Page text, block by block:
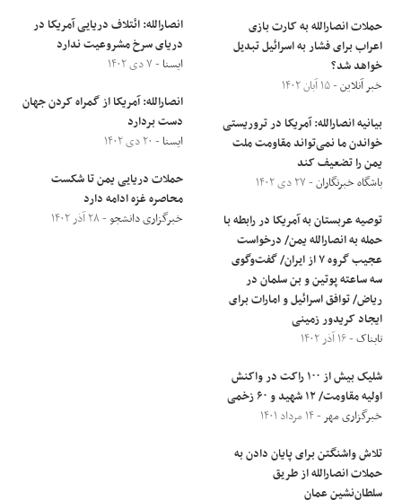
حملات انصارالله به کارت بازی
اعراب برای فشار به اسرائیل تبدیل
خواهد شد؟
خبر آنلاین- ۱۵ آبان ۱۴۰۲
بیانیه انصارالله: آمریکا در تروریستی
خواندن ما نمی‌تواند مقاومت ملت
یمن را تضعیف کند
باشگاه خبرنگاران- ۲۷ دی ۱۴۰۲
توصیه عربستان به آمریکا در رابطه با
حمله به انصارالله یمن/ درخواست
عجیب گروه ۷ از ایران/ گفت‌وگوی
سه ساعته پوتین و بن سلمان در
ریاض/ توافق اسرائیل و امارات برای
ایجاد کریدور زمینی
تابناک- ۱۶ آذر ۱۴۰۲
شلیک بیش از ۱۰۰ راکت در واکنش
اولیه مقاومت/ ۱۲ شهید و ۶۰ زخمی
خبرگزاری مهر- ۱۴ مرداد ۱۴۰۱
تلاش واشنگتن برای پایان دادن به
حملات انصارالله از طریق
سلطان‌نشین عمان
انصارالله: ائتلاف دریایی آمریکا در
دریای سرخ مشروعیت ندارد
ایسنا - ۷ دی ۱۴۰۲
انصارالله: آمریکا از گمراه کردن جهان
دست بردارد
ایسنا - ۲۰ دی ۱۴۰۲
حملات دریایی یمن تا شکست
محاصره غزه ادامه دارد
خبرگزاری دانشجو- ۲۸ آذر ۱۴۰۲